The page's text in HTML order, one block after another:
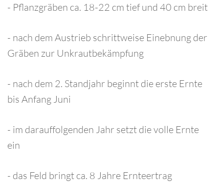
- Pflanzgräben ca. 18-22 cm tief und 40 cm breit
- nach dem Austrieb schrittweise Einebnung der
Gräben zur Unkrautbekämpfung
- nach dem 2. Standjahr beginnt die erste Ernte
bis Anfang Juni
- im darauffolgenden Jahr setzt die volle Ernte
ein
- das Feld bringt ca. 8 Jahre Ernteertrag